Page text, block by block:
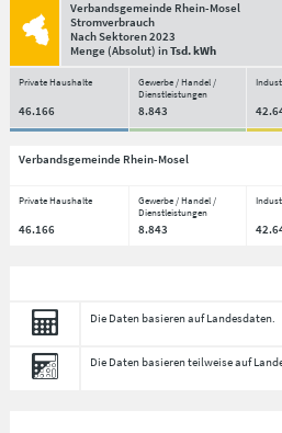
Verbandsgemeinde Rhein-Mosel
Stromverbrauch
Nach Sektoren2023
Menge(Absolut) inTsd. kWh
Private Haushalte
Gewerbe / Handel /
Dienstleistungen
46.166 8.843
Verbandsgemeinde Rhein-Mosel
Private Haushalte
Gewerbe / Handel /
Dienstleistungen
46.166 8.843
Die Daten basieren auf Landesdaten.
Die Daten basieren teilweise auf